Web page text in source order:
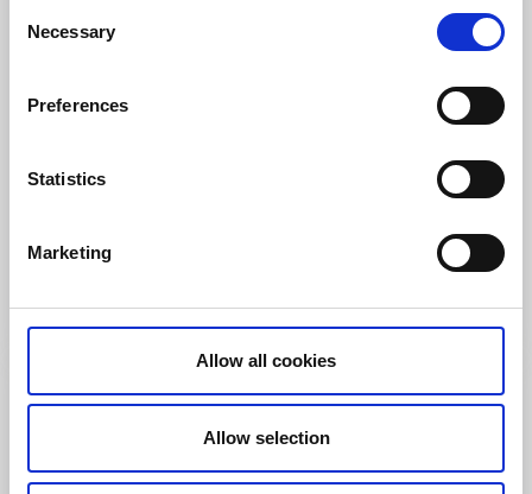
Selection
Necessary
Preferences
Statistics
Marketing
Allow all cookies
Allow selection
Stugor och stugbyar
Granvik
Läs mer